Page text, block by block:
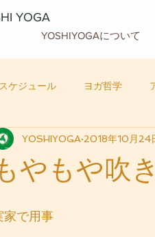
YOGA
YOSHIYOGAについて
スケジュール ヨガ哲学
テナンス ヨガ フード
やもや吹
YOSHIYOGA 2018年10月24
家で用事